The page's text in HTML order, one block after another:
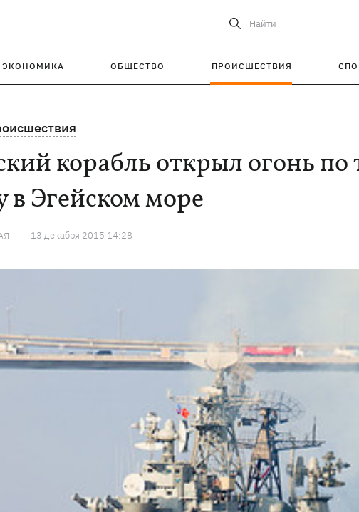
Найти
ЭКОНОМИКА ОБЩЕСТВО ПРОИСШЕСТВИЯ
корабль открыл огонь по
в Эгейском море
13 декабря 2015 14:28